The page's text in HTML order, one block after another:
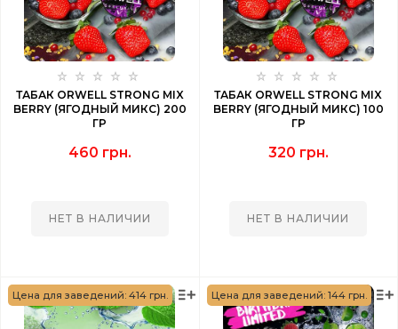
ТАБАК ORWELL STRONG MIX
BERRY (ЯГОДНЫЙ МИКС) 200
ГР
460 грн.
НЕТ В НАЛИЧИИ
ТАБАК ORWELL STRONG MIX
BERRY (ЯГОДНЫЙ МИКС) 100
ГР
320 грн.
НЕТ В НАЛИЧИИ
Цена для заведений: 414 грн. Цена для заведений: 144 грн.